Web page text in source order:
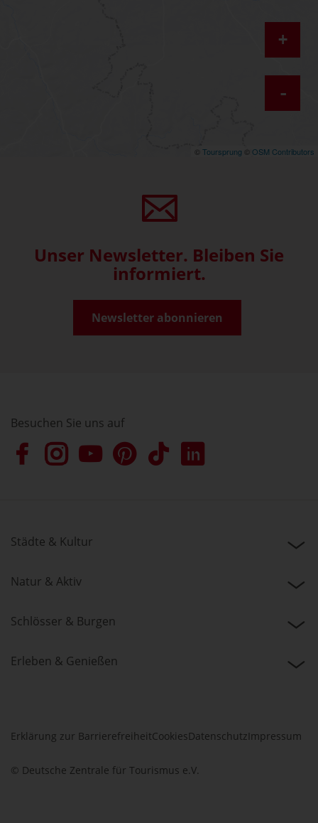
+
-
© Toursprung © OSM Contributors
Unser Newsletter. Bleiben Sie
informiert.
Newsletter abonnieren
Besuchen Sie uns auf
Städte & Kultur
Natur & Aktiv
Schlösser & Burgen
Erleben & Genießen
Erklärung zur BarrierefreiheitCookiesDatenschutz Impressum
© Deutsche Zentrale für Tourismus e.V.